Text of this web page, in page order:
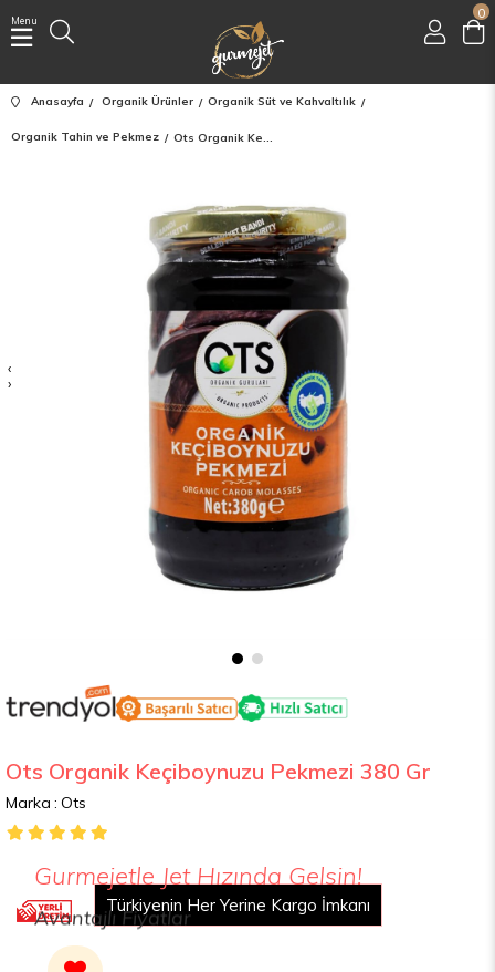
0
Menu
Üye Girişi
Üye Ol
Anasayfa Organik Ürünler Organik Süt ve Kahvaltılık
Organik Tahin ve Pekmez Ots Organik Keçiboynuzu Pekmezi 380 Gr
‹
›
Ots Organik Keçiboynuzu Pekmezi 380 Gr
Marka : Ots
Türkiyenin Her Yerine Kargo İmkanı
Gurmejetle Jet Hızında Gelsin!
Avantajlı Fiyatlar
2000 TL Üzeri Alışverişte Ücretsiz Kargo